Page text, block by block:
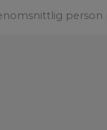
person